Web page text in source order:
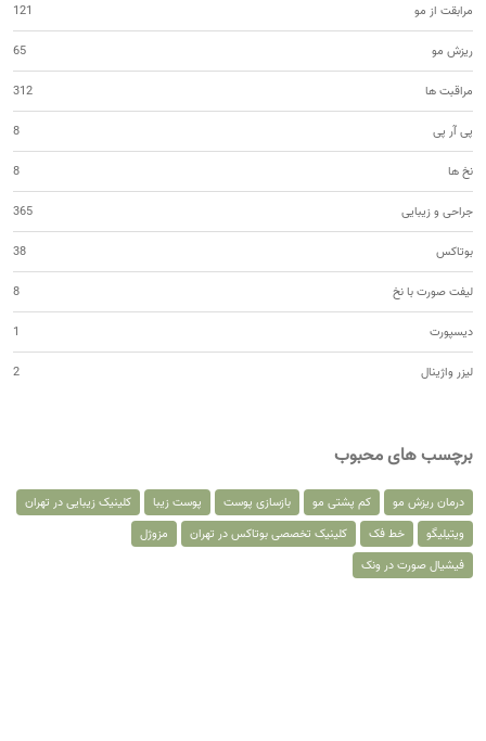
مرابقت از مو 121
ریزش مو 65
مراقبت ها 312
پی آر پی 8
نخ ها 8
جراحی و زیبایی 365
بوتاکس 38
لیفت صورت با نخ 8
دیسپورت 1
لیزر واژینال 2
برچسب های محبوب
درمان ریزش مو کم پشتی مو بازسازی پوست پوست زیبا
کلینیک زیبایی در تهران
ویتیلیگو
خط فک کلینیک تخصصی بوتاکس در تهران
مزوژل
فیشیال صورت در ونک